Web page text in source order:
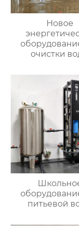
Новое
очистки
питьевой